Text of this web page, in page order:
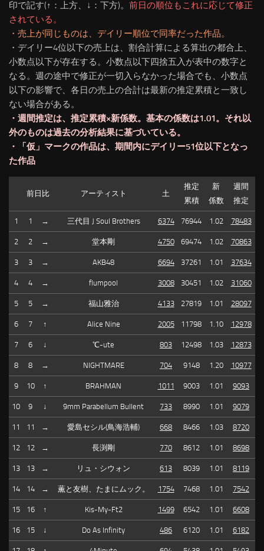
印で記す(↑：上方、↓：下方)。 前日の順位もこれに応じて修正
されている。
・売上が同じものは、デイリー順位で同率だった作品。
・デイリー4位以下の売上は、割合計算による算出の都合上、
小数点以下が存在する。小数点以下四捨五入が表中の数字と
なる。週の途中で修正が一切入らなかった場合でも、小数点
以下の影響で、各日の売上の合計は最新の推定累積と一致し
ない場合がある。
・週間推定は、推定累積×新係数。基本の係数は1.01。それ以
外のものは過去の分析結果に基づいている。
・「仮」マークの作品は、期間内にデイリー51位以下となっ
た作品
前日比 アーティスト 土
推定
累積
新
係数
週間
推定
1 1 → 三代目 J Soul Brothers 6374 76944 1.02 78483
2 2 → 堂本剛 4750 69474 1.02 70863
3 3 → AKB48 6694 37261 1.01 37634
4 4 → flumpool 3008 30451 1.02 31060
5 5 → 福山雅治 4133 27819 1.01 28097
6 7 ↑ Alice Nine 2005 11798 1.10 12978
7 6 ↓ ℃-ute 803 12498 1.03 12873
8 8 → NIGHTMARE 704 9148 1.20 10977
9 10 ↑ BRAHMAN 1011 9003 1.01 9093
10 9 ↓ 9mm Parabellum Bullent 733 8990 1.01 9079
11 11 → 愛島セシル(鳥海浩輔) 668 8466 1.03 8720
12 12 → 長渕剛 770 8612 1.01 8698
13 13 → リュ・シウォン 613 8039 1.01 8119
14 14 → 薫と友樹、たまにムック。 1754 7468 1.01 7542
15 16 ↑ Kis-My-Ft2 1499 6542 1.01 6608
16 15 ↓ Do As Infinity 486 6120 1.01 6182